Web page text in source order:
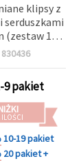
klipsy z
(zestaw 12
handmade
830436
9 pakiet
ILOŚCI
10-19 pakiet
20 pakiet +